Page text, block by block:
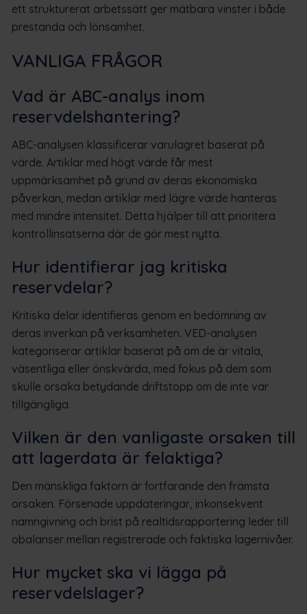
ett strukturerat arbetssätt ger mätbara vinster i både
prestanda och lönsamhet.
VANLIGA FRÅGOR
Vad är ABC-analys inom
reservdelshantering?
ABC-analysen klassificerar varulagret baserat på
värde. Artiklar med högt värde får mest
uppmärksamhet på grund av deras ekonomiska
påverkan, medan artiklar med lägre värde hanteras
med mindre intensitet. Detta hjälper till att prioritera
kontrollinsatserna där de gör mest nytta.
Hur identifierar jag kritiska
reservdelar?
Kritiska delar identifieras genom en bedömning av
deras inverkan på verksamheten. VED-analysen
kategoriserar artiklar baserat på om de är vitala,
väsentliga eller önskvärda, med fokus på dem som
skulle orsaka betydande driftstopp om de inte var
tillgängliga.
Vilken är den vanligaste orsaken till
att lagerdata är felaktiga?
Den mänskliga faktorn är fortfarande den främsta
orsaken. Försenade uppdateringar, inkonsekvent
namngivning och brist på realtidsrapportering leder till
obalanser mellan registrerade och faktiska lagernivåer.
Hur mycket ska vi lägga på
reservdelslager?